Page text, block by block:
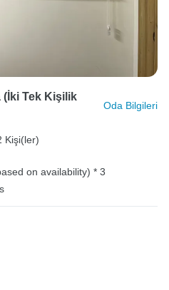
(İki Tek Kişilik
Oda Bilgileri
Kişi(ler)
on availability) * 3